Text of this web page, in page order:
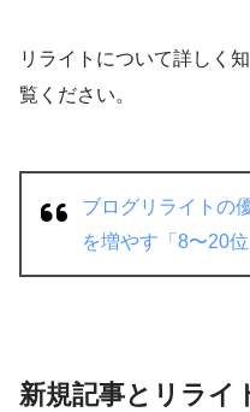
リライトについて詳しく
覧ください。
ブログリライトの
を増やす「8〜20
新規記事とリライ